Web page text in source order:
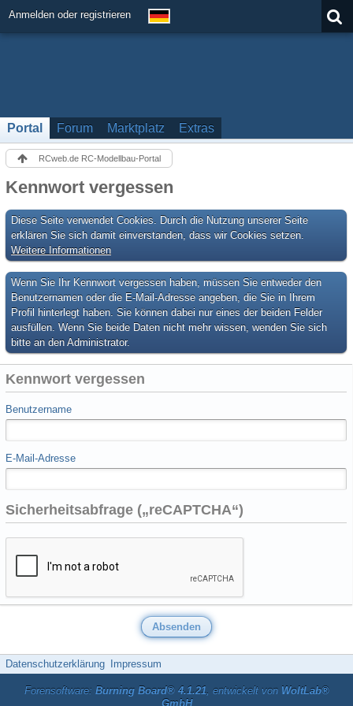
Anmelden oder registrieren
Portal Forum Marktplatz Extras
RCweb.de RC-Modellbau-Portal
Kennwort vergessen
Diese Seite verwendet Cookies. Durch die Nutzung unserer Seite
erklären Sie sich damit einverstanden, dass wir Cookies setzen.
Weitere Informationen
Wenn Sie Ihr Kennwort vergessen haben, müssen Sie entweder den
Benutzernamen oder die E-Mail-Adresse angeben, die Sie in Ihrem
Profil hinterlegt haben. Sie können dabei nur eines der beiden Felder
ausfüllen. Wenn Sie beide Daten nicht mehr wissen, wenden Sie sich
bitte an den Administrator.
Kennwort vergessen
Benutzername
E-Mail-Adresse
Sicherheitsabfrage („reCAPTCHA“)
Datenschutzerklärung Impressum
Forensoftware: Burning Board® 4.1.21, entwickelt von WoltLab®
GmbH